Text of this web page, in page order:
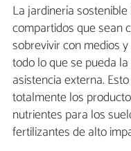
La jardinería
compartidos que sean
sobrevivir con medios
todo lo que se pueda
asistencia externa.
totalmente los
nutrientes para los
fertilizantes de alto